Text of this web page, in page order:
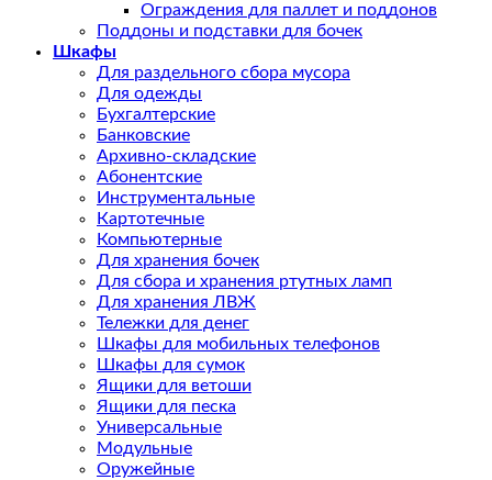
Ограждения для паллет и поддонов
Поддоны и подставки для бочек
Шкафы
Для раздельного сбора мусора
Для одежды
Бухгалтерские
Банковские
Архивно-складские
Абонентские
Инструментальные
Картотечные
Компьютерные
Для хранения бочек
Для сбора и хранения ртутных ламп
Для хранения ЛВЖ
Тележки для денег
Шкафы для мобильных телефонов
Шкафы для сумок
Ящики для ветоши
Ящики для песка
Универсальные
Модульные
Оружейные